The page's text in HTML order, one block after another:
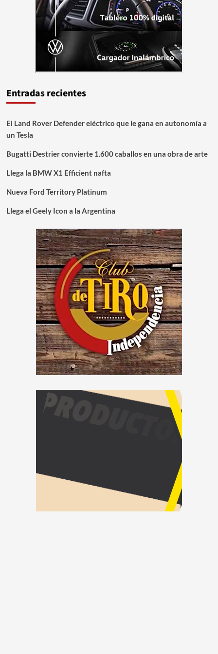
Entradas recientes
El Land Rover Defender eléctrico que le gana en autonomía a
un Tesla
Bugatti Destrier convierte 1.600 caballos en una obra de arte
Llega la BMW X1 Efficient nafta
Nueva Ford Territory Platinum
Llega el Geely Icon a la Argentina